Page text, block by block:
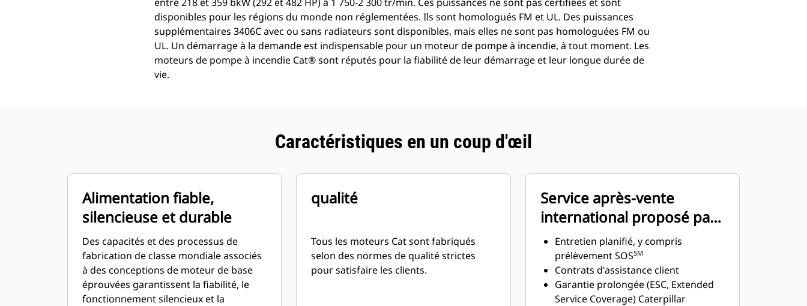
disponibles pour les régions du monde non réglementées. Ils sont homologués FM et UL. Des puissances
supplémentaires 3406C avec ou sans radiateurs sont disponibles, mais elles ne sont pas homologuées FM ou
UL. Un démarrage à la demande est indispensable pour un moteur de pompe à incendie, à tout moment. Les
moteurs de pompe à incendie Cat® sont réputés pour la fiabilité de leur démarrage et leur longue durée de
vie.
Caractéristiques en un coup d'œil
Alimentation fiable,
silencieuse et durable
Des capacités et des processus de
fabrication de classe mondiale associés
à des conceptions de moteur de base
éprouvées garantissent la fiabilité, le
fonctionnement silencieux et la
qualité
Tous les moteurs Cat sont fabriqués
selon des normes de qualité strictes
pour satisfaire les clients.
Service après-vente
international proposé par
le réseau mondial de
concessionnaires Cat
Entretien planifié, y compris
prélèvement SOSSM
Contrats d'assistance client
Garantie prolongée (ESC, Extended
Service Coverage) Caterpillar